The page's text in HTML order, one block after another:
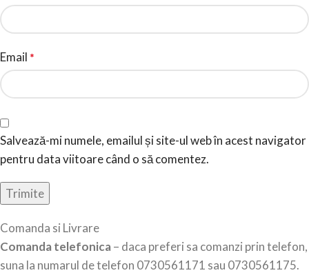
Email *
Salvează-mi numele, emailul și site-ul web în acest navigator
pentru data viitoare când o să comentez.
Comanda si Livrare
Comanda telefonica– daca preferi sa comanzi prin telefon,
suna la numarul de telefon 0730561171 sau 0730561175.